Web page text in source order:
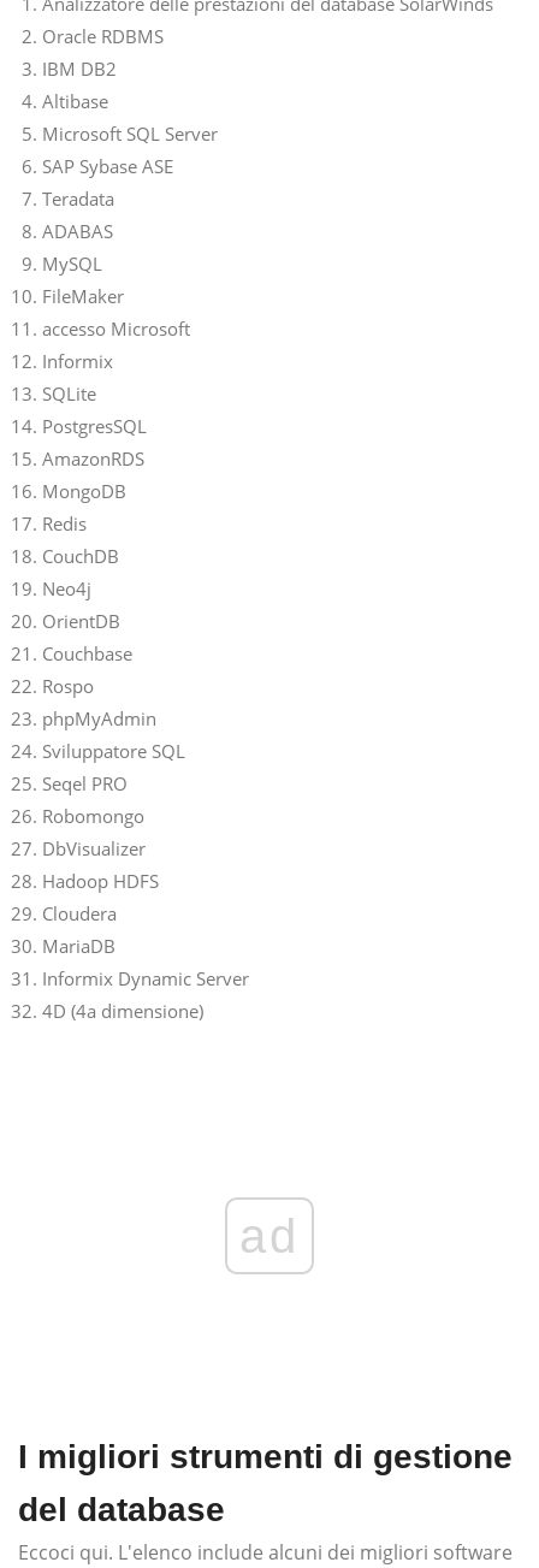
Oracle RDBMS
IBM DB2
Altibase
Microsoft SQL Server
SAP Sybase ASE
Teradata
ADABAS
MySQL
FileMaker
accesso Microsoft
Informix
SQLite
PostgresSQL
AmazonRDS
MongoDB
Redis
CouchDB
Neo4j
OrientDB
Couchbase
Rospo
phpMyAdmin
Sviluppatore SQL
Seqel PRO
Robomongo
DbVisualizer
Hadoop HDFS
Cloudera
MariaDB
Informix Dynamic Server
4D (4a dimensione)
ad
I migliori strumenti di gestione
del database
Eccoci qui. L'elenco include alcuni dei migliori software